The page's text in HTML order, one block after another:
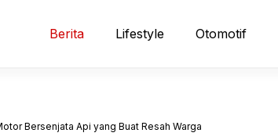
Berita Lifestyle Otomotif
Bersenjata Api yang Buat Resah Warga